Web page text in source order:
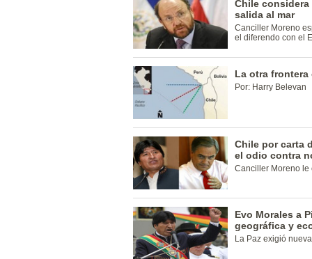
Chile
salida al mar
Canciller Moreno
el diferendo con el
La otra frontera
Por: Harry Belevan
Chile por carta
el odio contra
Canciller Moreno le
Evo Morales a
geográfica y
La Paz exigió